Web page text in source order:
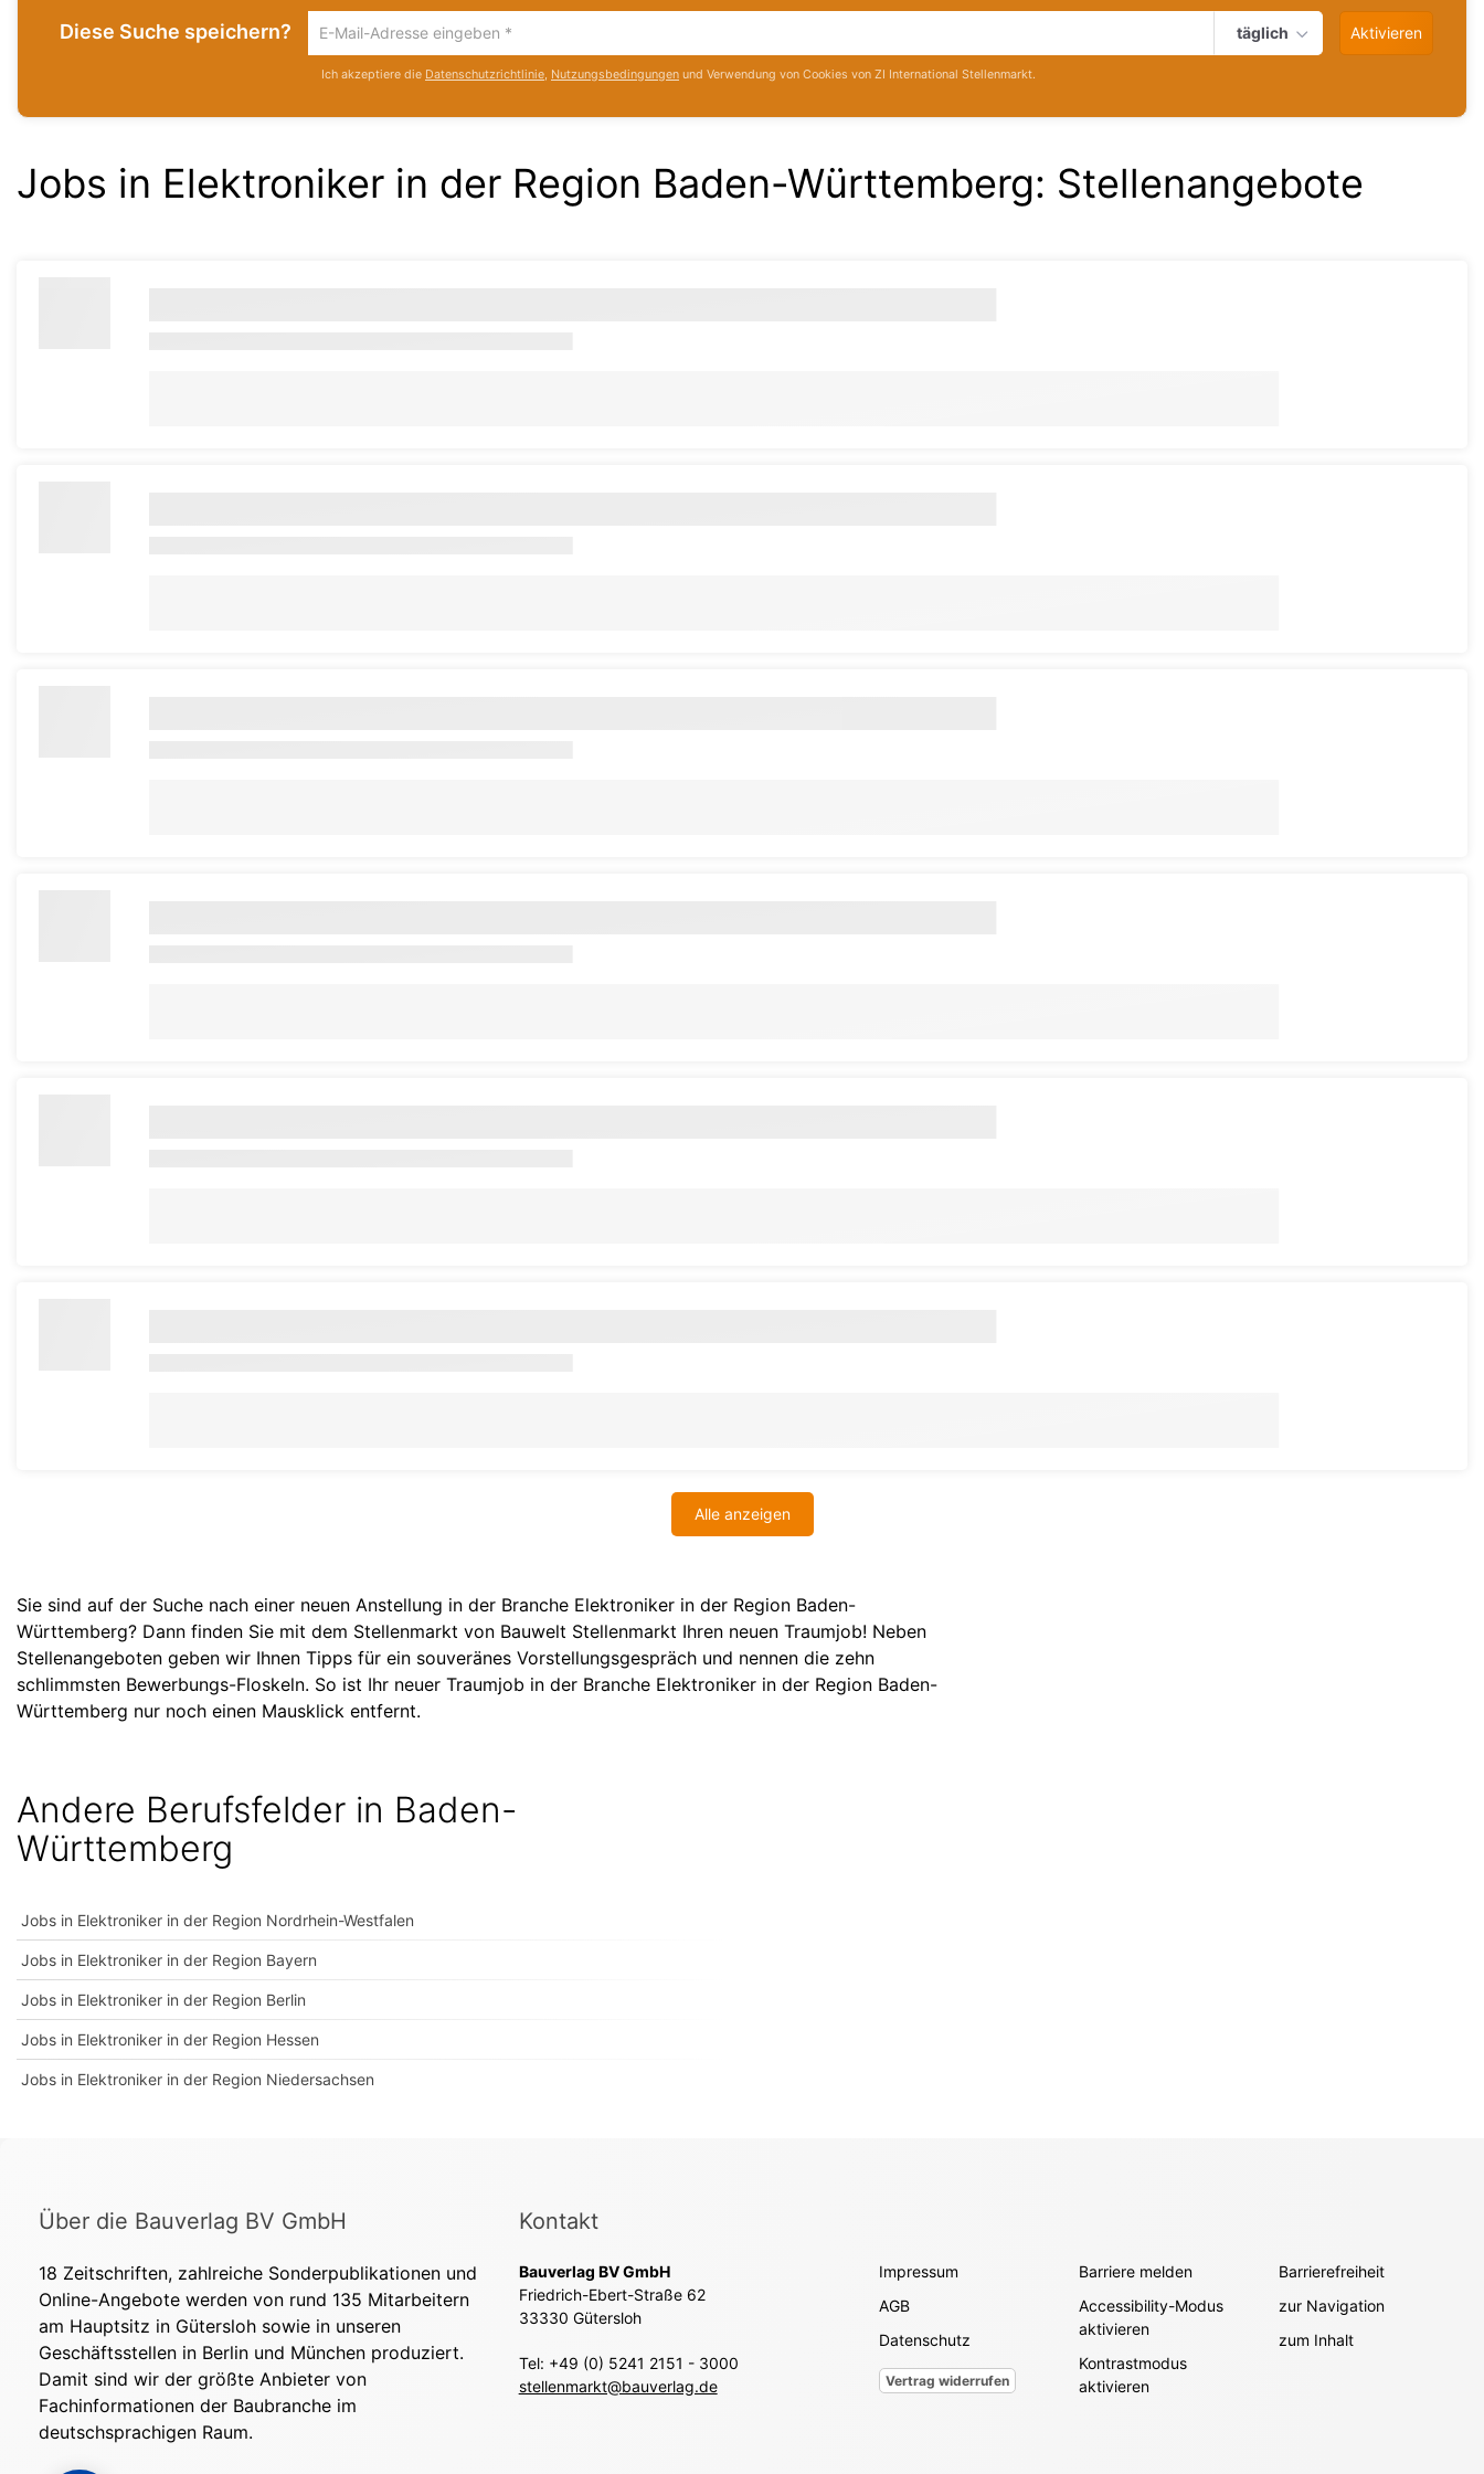
Diese Suche speichern?
Um
die
aktuelle
gib
deine
täglich Aktivieren
Ich akzeptiere die Datenschutzrichtlinie, Nutzungsbedingungen und Verwendung von Cookies von ZI International Stellenmarkt.
Jobs in Elektroniker in der Region Baden-Württemberg: Stellenangebote
Alle anzeigen
Sie sind auf der Suche nach einer neuen Anstellung in der Branche Elektroniker in der Region Baden-
Württemberg? Dann finden Sie mit dem Stellenmarkt von Bauwelt Stellenmarkt Ihren neuen Traumjob! Neben
Stellenangeboten geben wir Ihnen Tipps für ein souveränes Vorstellungsgespräch und nennen die zehn
schlimmsten Bewerbungs-Floskeln. So ist Ihr neuer Traumjob in der Branche Elektroniker in der Region Baden-
Württemberg nur noch einen Mausklick entfernt.
Andere Berufsfelder in Baden-
Württemberg
Jobs in Elektroniker in der Region Nordrhein-Westfalen
Jobs in Elektroniker in der Region Bayern
Jobs in Elektroniker in der Region Berlin
Jobs in Elektroniker in der Region Hessen
Jobs in Elektroniker in der Region Niedersachsen
Über die Bauverlag BV GmbH
18 Zeitschriften, zahlreiche Sonderpublikationen und
Online-Angebote werden von rund 135 Mitarbeitern
am Hauptsitz in Gütersloh sowie in unseren
Geschäftsstellen in Berlin und München produziert.
Damit sind wir der größte Anbieter von
Fachinformationen der Baubranche im
deutschsprachigen Raum.
Kontakt
Bauverlag BV GmbH
Friedrich-Ebert-Straße 62
33330 Gütersloh
Tel: +49 (0) 5241 2151 - 3000
stellenmarkt@bauverlag.de
Impressum
AGB
Datenschutz
Vertrag widerrufen
Barriere melden
Accessibility-Modus
aktivieren
Kontrastmodus
aktivieren
Barrierefreiheit
zur Navigation
zum Inhalt